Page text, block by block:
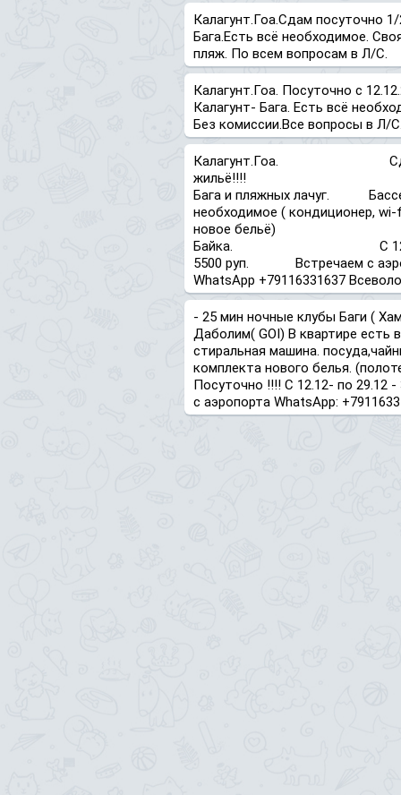
Калагунт.Гоа.Сдам посуточно
Бага.Есть всё необходимое.
пляж. По всем вопросам в Л/С.
Калагунт.Гоа. Посуточно с
Калагунт- Бага. Есть всё
Без комиссии.Все вопросы в Л/
Калагунт.Гоа. Сдам
жильё!!!! 2
Бага и пляжных
необходимое ( кондиционер, wi-
новое бельё) Своя
Байка. С 12.12-
5500 руп. Встречаем с
WhatsApp +79116331637
- 25 мин ночные клубы Баги (
Даболим( GOI) В квартире есть
стиральная машина.
комплекта нового белья.
Посуточно !!!! С 12.12- по 29.12 -
с аэропорта WhatsApp: